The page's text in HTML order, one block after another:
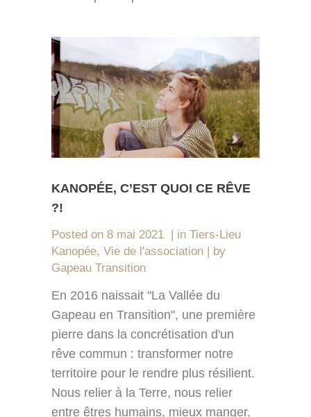
KANOPÉE, C’EST QUOI CE RÊVE
?!
Posted on 8 mai 2021 in Tiers-Lieu
Kanopée, Vie de l'association
by
Gapeau Transition
En 2016 naissait "La Vallée du
Gapeau en Transition", une première
pierre dans la concrétisation d'un
rêve commun : transformer notre
territoire pour le rendre plus résilient.
Nous relier à la Terre, nous relier
entre êtres humains, mieux manger,